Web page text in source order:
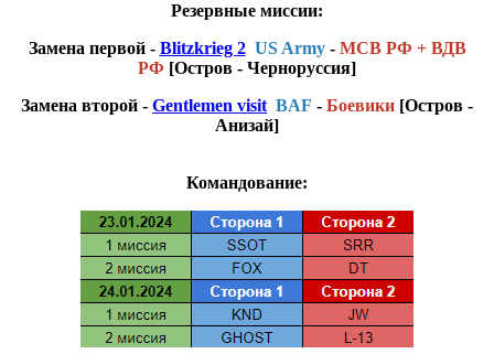
Резервные миссии:
Замена первой - Blitzkrieg 2 US Army- МСВ РФ + ВДВ
РФ [Остров - Черноруссия]
Замена второй - Gentlemen visit BAF - Боевики [Остров -
Анизай]
Командование: